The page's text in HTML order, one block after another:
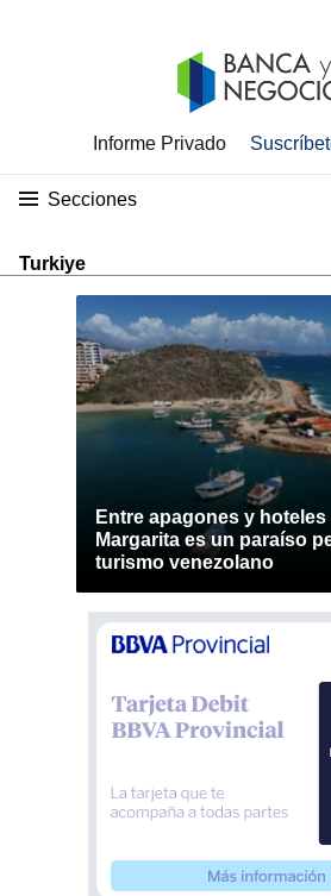
Informe Privado
Secciones
Turkiye
Entre apagones y
Margarita es un paraíso
turismo venezolano